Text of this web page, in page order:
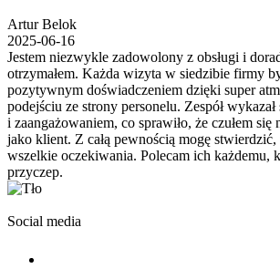
Artur Belok
2025-06-16
Jestem niezwykle zadowolony z obsługi i
otrzymałem. Każda wizyta w siedzibie firmy
pozytywnym doświadczeniem dzięki super
podejściu ze strony personelu. Zespół
i zaangażowaniem, co sprawiło, że czułem
jako klient. Z całą pewnością mogę stwierdzić,
wszelkie oczekiwania. Polecam ich każdemu,
przyczep.
Social media